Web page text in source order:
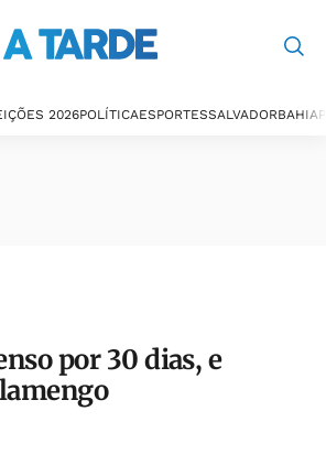
2026POLÍTICAESPORTESSALVADORBAHIA
por 30 dias, e